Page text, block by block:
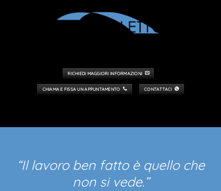
RICHIEDI MAGGIORI INFORMAZIONI
CHIAMA E FISSA UN APPUNTAMENTO CONTATTACI
“Il lavoro ben fatto è quello che
non si vede.”